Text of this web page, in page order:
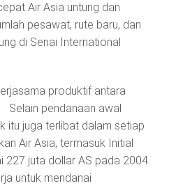
Air Asia untung dan
pesawat, rute baru, dan
di Senai International
produktif antara
Selain pendanaan awal
itu juga terlibat dalam setiap
Air Asia, termasuk Initial
227 juta dollar AS pada 2004.
untuk mendanai